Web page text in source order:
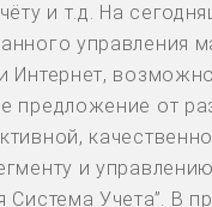
и т.д. На
управления
Интернет,
предложение от
и управлению
Система Учета”. В